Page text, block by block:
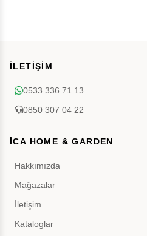
İLETİŞİM
0533 336 71 13
0850 307 04 22
İCA HOME & GARDEN
Hakkımızda
Mağazalar
İletişim
Kataloglar